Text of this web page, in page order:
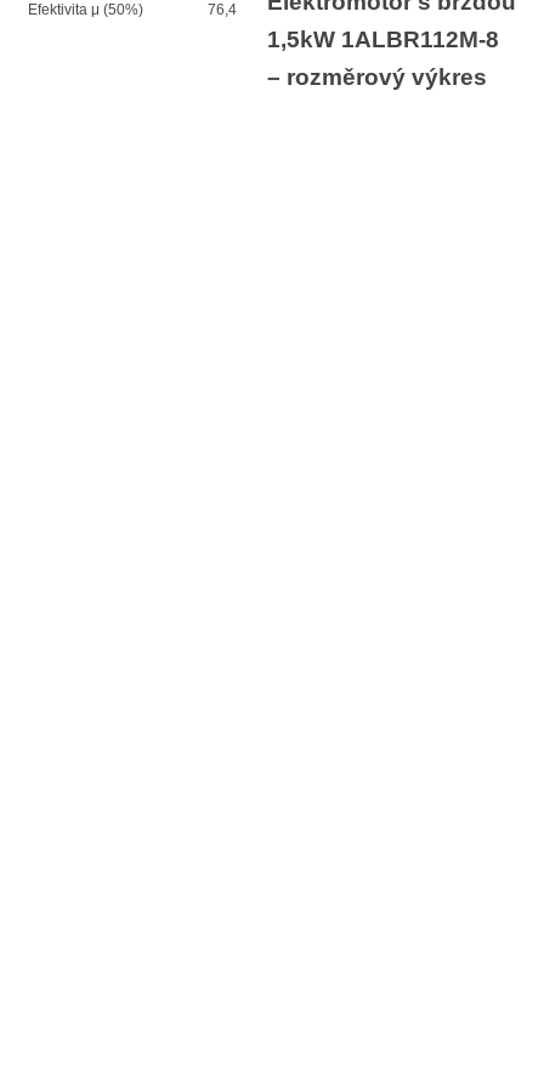
Efektivita μ (50%) 76,4
1,5kW 1ALBR112M-8
– rozměrový výkres